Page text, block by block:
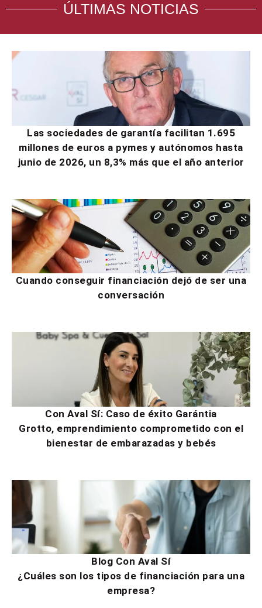
ÚLTIMAS NOTICIAS
Las sociedades de garantía facilitan 1.695
millones de euros a pymes y autónomos hasta
junio de 2026, un 8,3% más que el año anterior
Cuando conseguir financiación dejó de ser una
conversación
Con Aval Sí: Caso de éxito Garántia
Grotto, emprendimiento comprometido con el
bienestar de embarazadas y bebés
Blog Con Aval Sí
¿Cuáles son los tipos de financiación para una
empresa?